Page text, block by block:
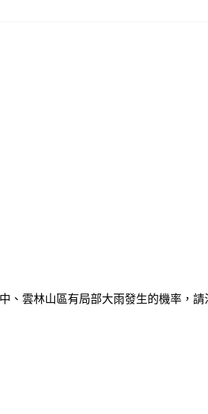
雲林山區有局部大雨發生的機率，